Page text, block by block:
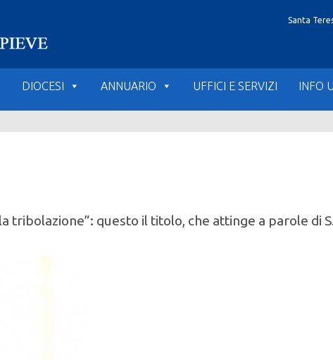
Santa
DIOCESI ANNUARIO UFFICI E SERVIZI INFO
tribolazione”: questo il titolo, che attinge a parole di